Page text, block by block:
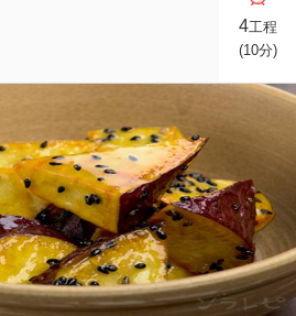
4工程
(10分)